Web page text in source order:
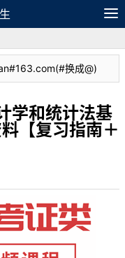
换成@)
学和统计法基
【复习指南＋